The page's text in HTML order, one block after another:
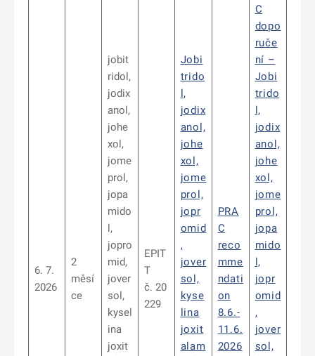
6. 7.
2026
2
měsí
ce
jobit
ridol,
jodix
anol,
johe
xol,
jome
prol,
jopa
mido
l,
jopro
mid,
jover
sol,
kysel
ina
joxit
EPIT
T
č. 20
229
Jobi
trido
l,
jodix
anol,
johe
xol,
jome
prol,
jopr
omid
,
jover
sol,
kyse
lina
joxit
alam
PRA
C
reco
mme
ndati
on
8.6.-
11.6.
2026
C
dopo
ruče
ní –
Jobi
trido
l,
jodix
anol,
johe
xol,
jome
prol,
jopa
mido
l,
jopr
omid
,
jover
sol,